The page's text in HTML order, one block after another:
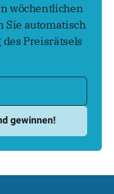
wöchentlichen
Sie automatisch
Preisrätsels